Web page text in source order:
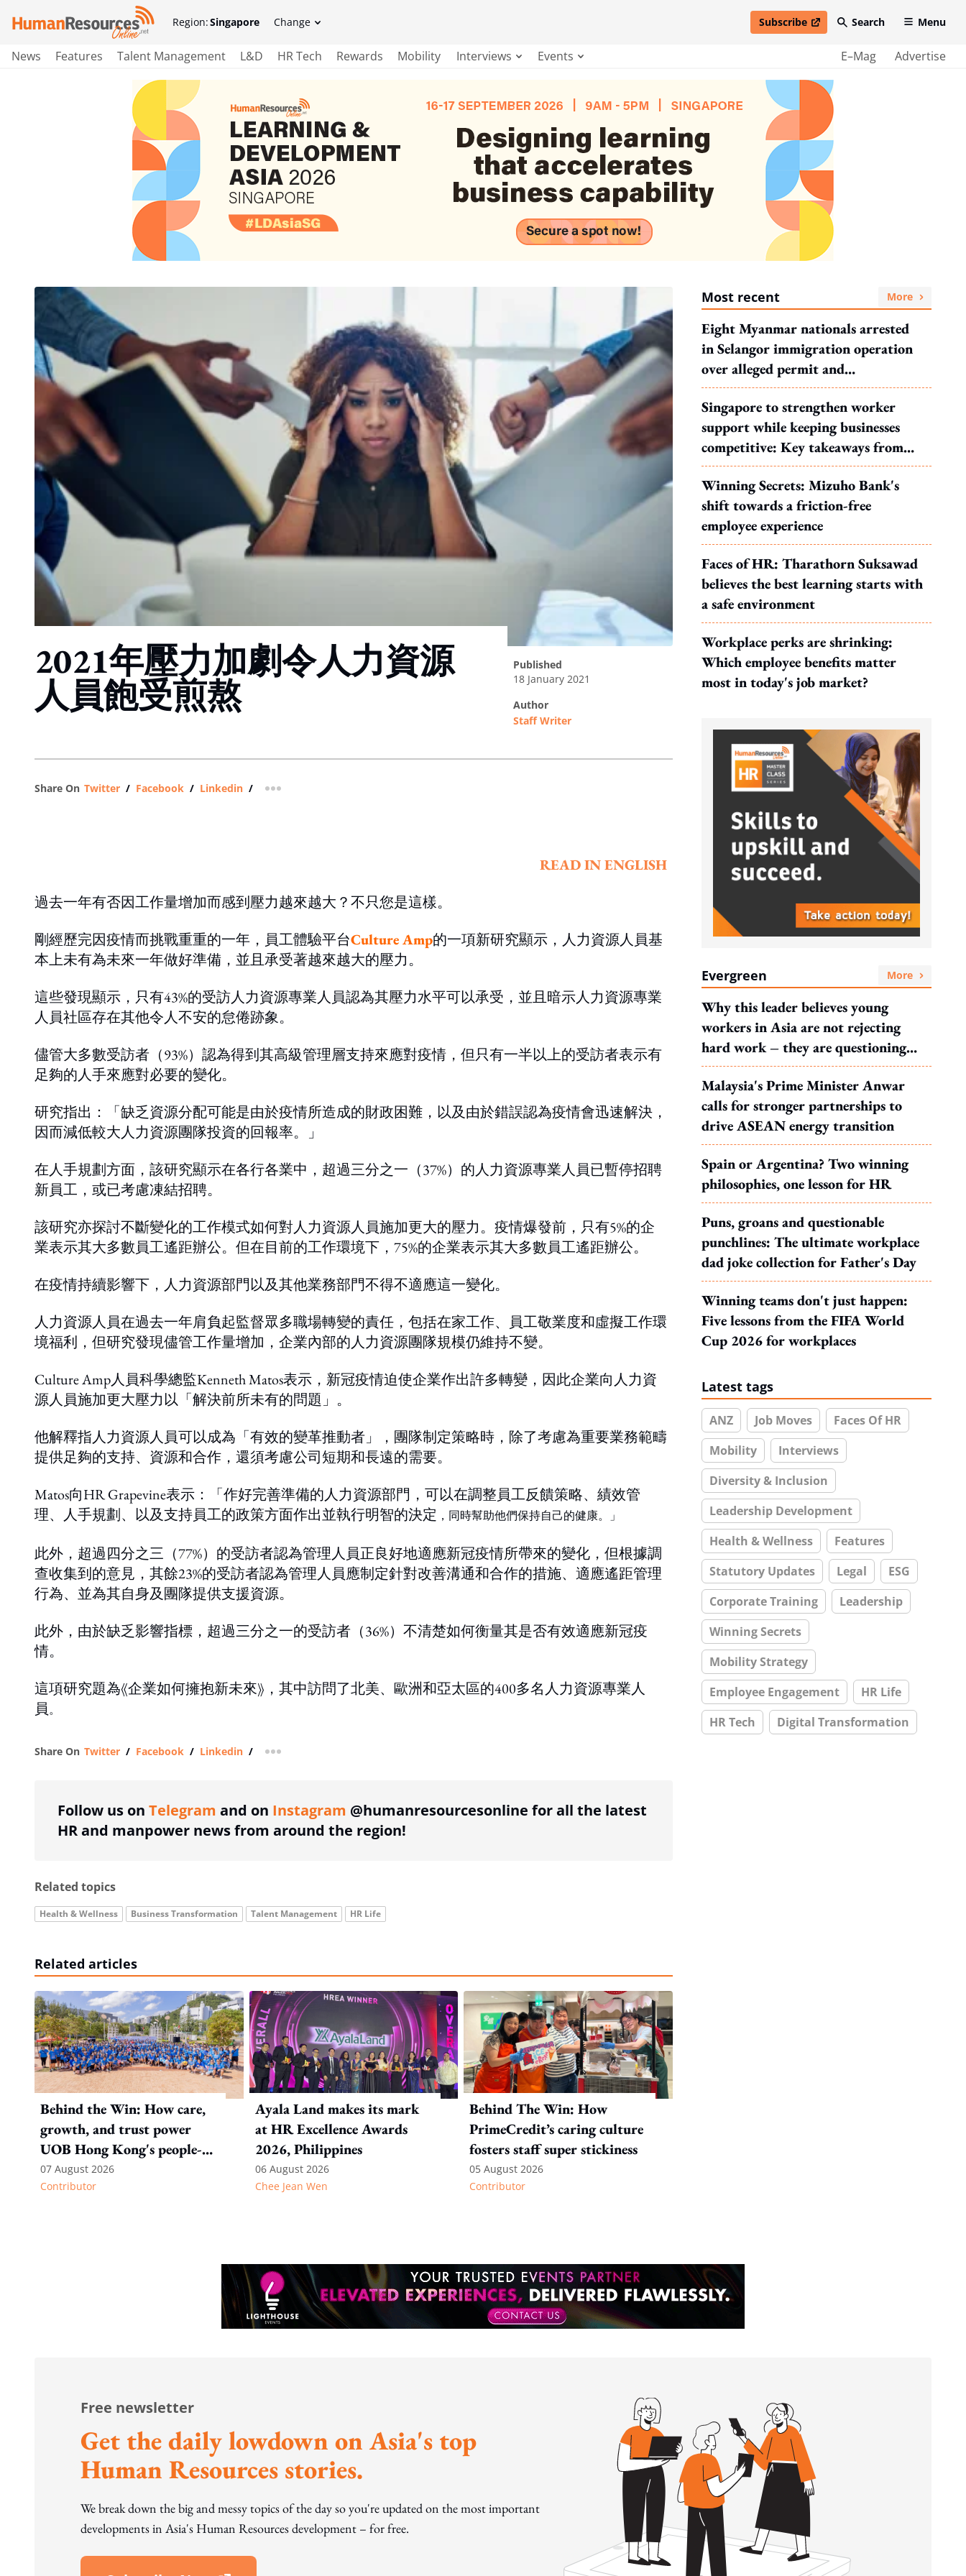
Region:Singapore Change Subscribe
open in new windowSearch Menu
News Features Talent Management L&D HR Tech Rewards Mobility Interviews Events E–Mag Advertise
2021年壓力加劇令人力資源
人員飽受煎熬
published
18 January 2021
author
Staff Writer
Share On Twitter / Facebook / Linkedin / more sharing option
READ IN ENGLISH
過去一年有否因工作量增加而感到壓力越來越大？不只您是這樣。
剛經歷完因疫情而挑戰重重的一年，員工體驗平台Culture Amp的一項新研究顯示，人力資源人員基
本上未有為未來一年做好準備，並且承受著越來越大的壓力。
這些發現顯示，只有43%的受訪人力資源專業人員認為其壓力水平可以承受，並且暗示人力資源專業
人員社區存在其他令人不安的怠倦跡象。
儘管大多數受訪者（93%）認為得到其高級管理層支持來應對疫情，但只有一半以上的受訪者表示有
足夠的人手來應對必要的變化。
研究指出：「缺乏資源分配可能是由於疫情所造成的財政困難，以及由於錯誤認為疫情會迅速解決，
因而減低較大人力資源團隊投資的回報率。」
在人手規劃方面，該研究顯示在各行各業中，超過三分之一（37%）的人力資源專業人員已暫停招聘
新員工，或已考慮凍結招聘。
該研究亦探討不斷變化的工作模式如何對人力資源人員施加更大的壓力。疫情爆發前，只有5%的企
業表示其大多數員工遙距辦公。但在目前的工作環境下，75%的企業表示其大多數員工遙距辦公。
在疫情持續影響下，人力資源部門以及其他業務部門不得不適應這一變化。
人力資源人員在過去一年肩負起監督眾多職場轉變的責任，包括在家工作、員工敬業度和虛擬工作環
境福利，但研究發現儘管工作量增加，企業內部的人力資源團隊規模仍維持不變。
Culture Amp人員科學總監Kenneth Matos表示，新冠疫情迫使企業作出許多轉變，因此企業向人力資
源人員施加更大壓力以「解決前所未有的問題」。
他解釋指人力資源人員可以成為「有效的變革推動者」，團隊制定策略時，除了考慮為重要業務範疇
提供足夠的支持、資源和合作，還須考慮公司短期和長遠的需要。
Matos向HR Grapevine表示：「作好完善準備的人力資源部門，可以在調整員工反饋策略、績效管
理、人手規劃、以及支持員工的政策方面作出並執行明智的決定 ，同時幫助他們保持自己的健康。」
此外，超過四分之三（77%）的受訪者認為管理人員正良好地適應新冠疫情所帶來的變化，但根據調
查收集到的意見，其餘23%的受訪者認為管理人員應制定針對改善溝通和合作的措施、適應遙距管理
行為、並為其自身及團隊提供支援資源。
此外，由於缺乏影響指標，超過三分之一的受訪者（36%）不清楚如何衡量其是否有效適應新冠疫
情。
這項研究題為《企業如何擁抱新未來》，其中訪問了北美、歐洲和亞太區的400多名人力資源專業人
員。
Share On Twitter / Facebook / Linkedin / more sharing option
Follow us on Telegram and on Instagram @humanresourcesonline for all the latest
HR and manpower news from around the region!
Related topics
Health & Wellness Business Transformation Talent Management HR Life
Related articles
Behind the Win: How care,
growth, and trust power
UOB Hong Kong's people-
first strategy
07 August 2026
Contributor
Ayala Land makes its mark
at HR Excellence Awards
2026, Philippines
06 August 2026
Chee Jean Wen
Behind The Win: How
PrimeCredit’s caring culture
fosters staff super stickiness
05 August 2026
Contributor
Most recent More
Eight Myanmar nationals arrested
in Selangor immigration operation
over alleged permit and
documentation offences
Singapore to strengthen worker
support while keeping businesses
competitive: Key takeaways from
MOS Dinesh's response to WP's
motion
Winning Secrets: Mizuho Bank's
shift towards a friction-free
employee experience
Faces of HR: Tharathorn Suksawad
believes the best learning starts with
a safe environment
Workplace perks are shrinking:
Which employee benefits matter
most in today's job market?
Evergreen More
Why this leader believes young
workers in Asia are not rejecting
hard work – they are questioning
what it leads to
Malaysia's Prime Minister Anwar
calls for stronger partnerships to
drive ASEAN energy transition
Spain or Argentina? Two winning
philosophies, one lesson for HR
Puns, groans and questionable
punchlines: The ultimate workplace
dad joke collection for Father's Day
Winning teams don't just happen:
Five lessons from the FIFA World
Cup 2026 for workplaces
Latest tags
ANZ Job Moves
Faces Of HR
Mobility
Interviews
Diversity & Inclusion
Leadership Development
Health & Wellness
Features
Statutory Updates
Legal
ESG
Corporate Training
Leadership
Winning Secrets
Mobility Strategy
Employee Engagement
HR Life
HR Tech
Digital Transformation
Free newsletter
Get the daily lowdown on Asia's top
Human Resources stories.
We break down the big and messy topics of the day so you're updated on the most important
developments in Asia's Human Resources development – for free.